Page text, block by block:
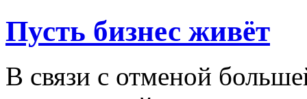
Пусть бизнес живёт
В связи с отменой